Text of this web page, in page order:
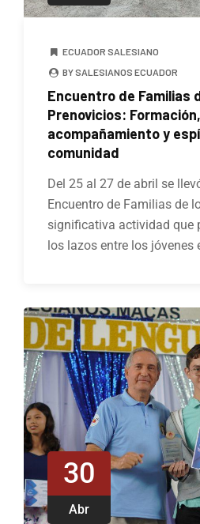
ECUADOR SALESIANO
BY SALESIANOS ECUADOR
Encuentro de Familias
Prenovicios: Formación,
acompañamiento y
comunidad
Del 25 al 27 de abril se
Encuentro de Familias de
significativa actividad que
los lazos entre los
30
Abr